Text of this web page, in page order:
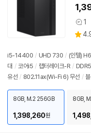
상
품
견
1
별
i5-14400 / UHD 730 / (인텔)
대 / 코어i5 / 랩터레이크-R / DDR5
유선 / 802.11ax(Wi-Fi 6) 무선 /
/ 소비자 가격: 3,499,000원
8GB, M.2 256GB
1,398,260원
8GB,